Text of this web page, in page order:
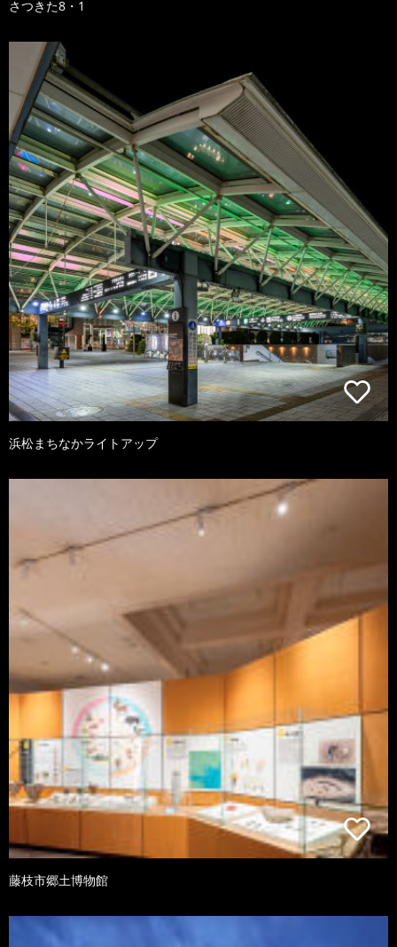
さつきた8・1
浜松まちなかライトアップ
藤枝市郷土博物館